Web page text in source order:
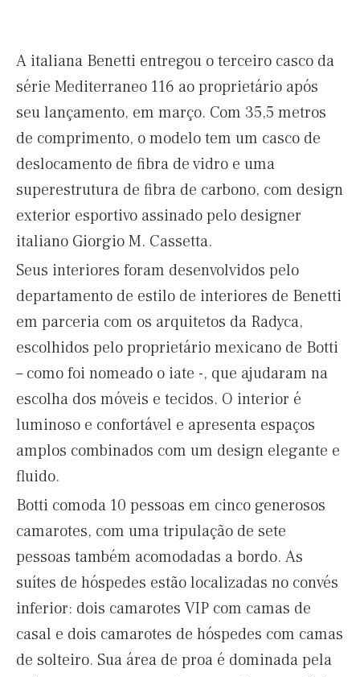
A italiana Benetti entregou o terceiro casco da
série Mediterraneo 116 ao proprietário após
seu lançamento, em março. Com 35,5 metros
de comprimento, o modelo tem um casco de
deslocamento de fibra de vidro e uma
superestrutura de fibra de carbono, com design
exterior esportivo assinado pelo designer
italiano Giorgio M. Cassetta.
Seus interiores foram desenvolvidos pelo
departamento de estilo de interiores de Benetti
em parceria com os arquitetos da Radyca,
escolhidos pelo proprietário mexicano de Botti
– como foi nomeado o iate -, que ajudaram na
escolha dos móveis e tecidos. O interior é
luminoso e confortável e apresenta espaços
amplos combinados com um design elegante e
fluido.
Botti comoda 10 pessoas em cinco generosos
camarotes, com uma tripulação de sete
pessoas também acomodadas a bordo. As
suítes de hóspedes estão localizadas no convés
inferior: dois camarotes VIP com camas de
casal e dois camarotes de hóspedes com camas
de solteiro. Sua área de proa é dominada pela